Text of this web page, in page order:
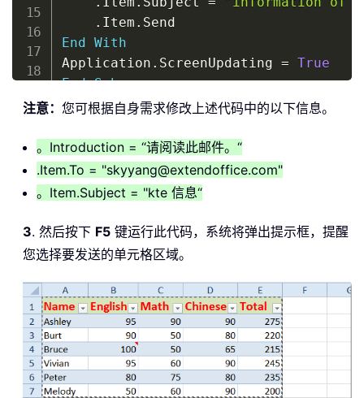
. Item .
End With
Application . ScreenUpdating = True
End Sub
注意： 您可根据自身需求修改上述代码中的以下信息。
。Introduction = “请阅读此邮件。“
.Item.To = "skyyang@extendoffice.com"
。Item.Subject = "kte 信息“
3. 然后按下 F5 键运行此代码，系统将弹出提示框，提醒
您选择要发送的单元格区域。